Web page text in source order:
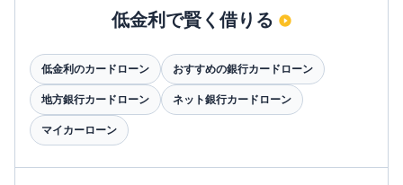
低金利で賢く借りる
低金利のカードローン おすすめの銀行カードローン
地方銀行カードローン ネット銀行カードローン
マイカーローン